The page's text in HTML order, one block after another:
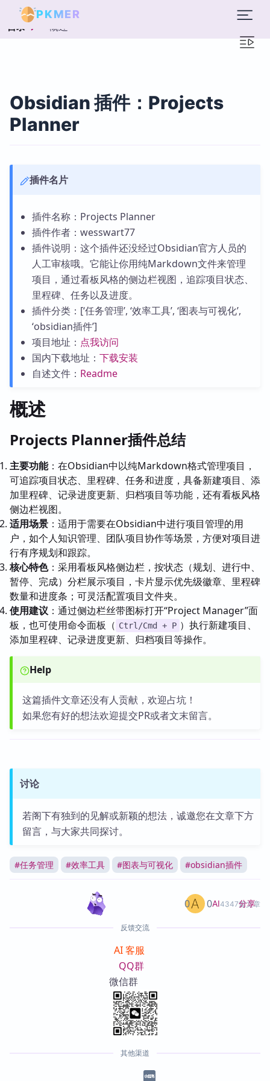
PKMER
目录 概述
Obsidian 插件：Projects
Planner
插件名片
插件名称：Projects Planner
插件作者：wesswart77
插件说明：这个插件还没经过Obsidian官方人员的
人工审核哦。它能让你用纯Markdown文件来管理
项目，通过看板风格的侧边栏视图，追踪项目状态、
里程碑、任务以及进度。
插件分类：[‘任务管理’, ‘效率工具’, ‘图表与可视化’,
‘obsidian插件’]
项目地址： 点我访问
国内下载地址： 下载安装
自述文件： Readme
概述
Projects Planner插件总结
主要功能：在Obsidian中以纯Markdown格式管理项目，
可追踪项目状态、里程碑、任务和进度，具备新建项目、添
加里程碑、记录进度更新、归档项目等功能，还有看板风格
侧边栏视图。
适用场景 ：适用于需要在Obsidian中进行项目管理的用
户，如个人知识管理、团队项目协作等场景，方便对项目进
行有序规划和跟踪。
核心特色：采用看板风格侧边栏，按状态（规划、进行中、
暂停、完成）分栏展示项目，卡片显示优先级徽章、里程碑
数量和进度条；可灵活配置项目文件夹。
使用建议 ：通过侧边栏丝带图标打开“Project Manager”面
板，也可使用命令面板（ Ctrl/Cmd + P ）执行新建项目、
添加里程碑、记录进度更新、归档项目等操作。
Help
这篇插件文章还没有人贡献，欢迎占坑！
如果您有好的想法欢迎提交PR或者文末留言。
讨论
若阁下有独到的见解或新颖的想法，诚邀您在文章下方
留言，与大家共同探讨。
#任务管理 #效率工具 #图表与可视化 #obsidian插件
AI4347篇文章
0 0 分享
反馈交流
AI 客服
QQ群
微信群
其他渠道